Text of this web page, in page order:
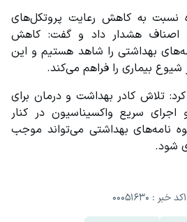
بیماری را فراهم می‌کند.
شود.
کد خبر : 00051630